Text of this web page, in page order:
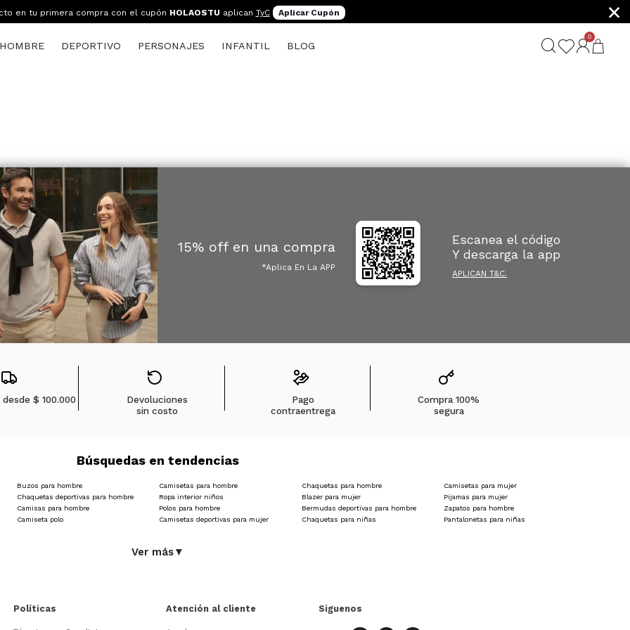
en tu primera compra con el cupón HOLAOSTU aplican TyC Aplicar Cupón ×
HOMBRE DEPORTIVO PERSONAJES INFANTIL BLOG
0
15% off en una compra
*Aplica En La APP
Escanea el código
Y descarga la app
APLICAN T&C.
desde $ 100.000
Devoluciones
sin costo
Pago
contraentrega
Compra 100%
segura
Búsquedas en tendencias
Buzos para hombre Camisetas para hombre Chaquetas para hombre
Camisetas para mujer
Chaquetas deportivas para hombre Ropa interior niños Blazer para mujer
Pijamas para mujer
Camisas para hombre Polos para hombre Bermudas deportivas para hombre
Zapatos para hombre
Camiseta polo Camisetas deportivas para mujer Chaquetas para niñas Pantalonetas para niñas
Ver más▼
Políticas Atención al cliente Siguenos